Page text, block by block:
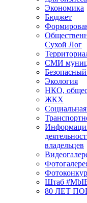
Экономика
Бюджет
Сухой Лог
СМИ
Экология
НКО,
ЖКХ
владельцев
Штаб
80 ЛЕТ